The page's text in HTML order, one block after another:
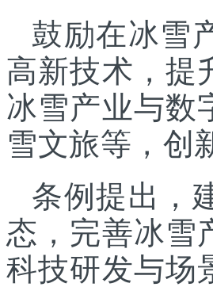
鼓励在冰雪
高新技术，提
冰雪产业与数
雪文旅等，创
条例提出，
态，完善冰雪
科技研发与场